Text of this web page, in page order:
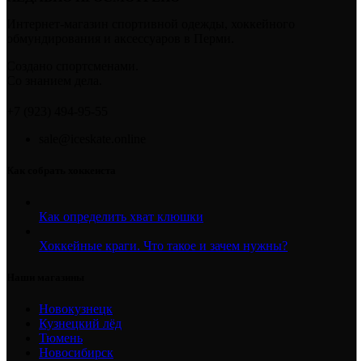
Как определить хват клюшки
Хоккейные краги. Что такое и зачем нужны?
Новокузнецк
Кузнецкий лёд
Тюмень
Новосибирск